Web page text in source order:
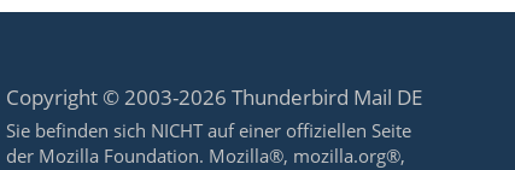
Copyright © 2003-2026 Thunderbird Mail DE
Sie befinden sich NICHT auf einer offiziellen Seite
der Mozilla Foundation. Mozilla®, mozilla.org®,